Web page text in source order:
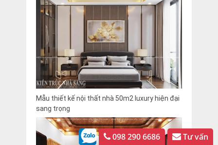
Mẫu thiết kế nội thất nhà 50m2 luxury hiện đại
sang trọng
098 290 6686 Tư vấn